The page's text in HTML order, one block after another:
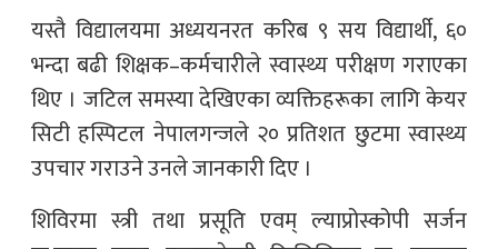
यस्तै विद्यालयमा अध्ययनरत करिब ९ सय विद्यार्थी, ६०
भन्दा बढी शिक्षक–कर्मचारीले स्वास्थ्य परीक्षण गराएका
थिए । जटिल समस्या देखिएका व्यक्तिहरूका लागि केयर
सिटी हस्पिटल नेपालगन्जले २० प्रतिशत छुटमा स्वास्थ्य
उपचार गराउने उनले जानकारी दिए ।
शिविरमा स्त्री तथा प्रसूति एवम् ल्याप्रोस्कोपी सर्जन